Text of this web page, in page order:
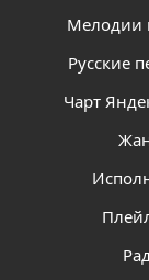
Мелодии
Русские
Чарт